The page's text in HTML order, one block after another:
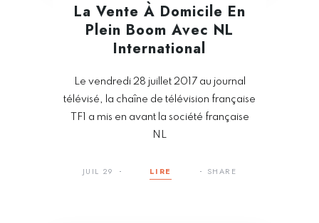
La Vente À Domicile En
Plein Boom Avec NL
International
Le vendredi 28 juillet 2017 au journal
télévisé, la chaîne de télévision française
TF1 a mis en avant la société française
NL
JUIL 29 LIRE SHARE